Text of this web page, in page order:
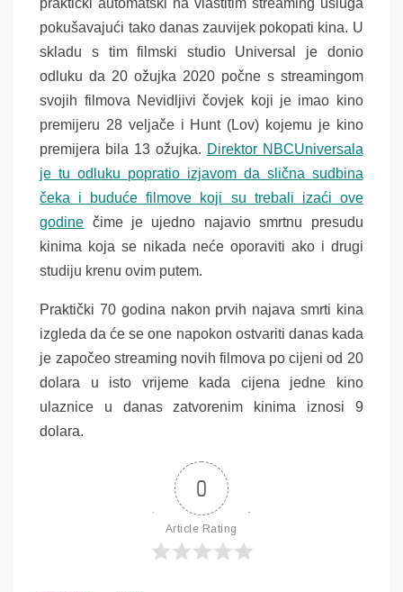
praktički automatski na vlastitim streaming usluga
pokušavajući tako danas zauvijek pokopati kina. U
skladu s tim filmski studio Universal je donio
odluku da 20 ožujka 2020 počne s streamingom
svojih filmova Nevidljivi čovjek koji je imao kino
premijeru 28 veljače i Hunt (Lov) kojemu je kino
premijera bila 13 ožujka. Direktor NBCUniversala
je tu odluku popratio izjavom da slična sudbina
čeka i buduće filmove koji su trebali izaći ove
godine čime je ujedno najavio smrtnu presudu
kinima koja se nikada neće oporaviti ako i drugi
studiju krenu ovim putem.
Praktički 70 godina nakon prvih najava smrti kina
izgleda da će se one napokon ostvariti danas kada
je započeo streaming novih filmova po cijeni od 20
dolara u isto vrijeme kada cijena jedne kino
ulaznice u danas zatvorenim kinima iznosi 9
dolara.
0
Article Rating